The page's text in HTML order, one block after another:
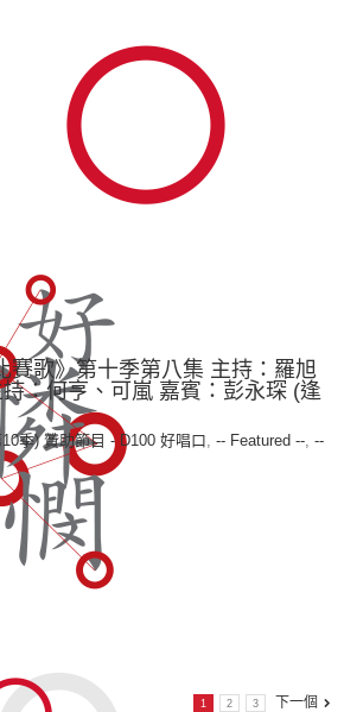
賽歌》第十季第八集 主持：羅旭
：何亨、可嵐 嘉賓：彭永琛 (逢
季) 贊助節目 - D100 好唱口, -- Featured --, --
1 2 3 下一個